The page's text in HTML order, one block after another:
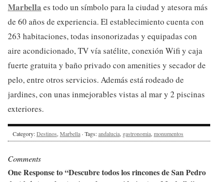
Marbella es todo un símbolo para la ciudad y atesora más
de 60 años de experiencia. El establecimiento cuenta con
263 habitaciones, todas insonorizadas y equipadas con
aire acondicionado, TV vía satélite, conexión Wifi y caja
fuerte gratuita y baño privado con amenities y secador de
pelo, entre otros servicios. Además está rodeado de
jardines, con unas inmejorables vistas al mar y 2 piscinas
exteriores.
Category:Destinos, Marbella · Tags:andalucia, gastronomia, monumentos
Comments
One Response to “Descubre todos los rincones de San Pedro